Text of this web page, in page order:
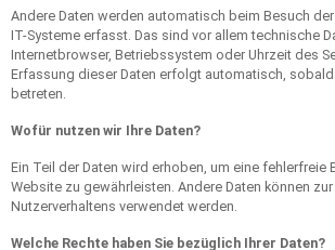
Andere Daten werden automatisch beim Besuch
IT-Systeme erfasst. Das sind vor allem technische
Internetbrowser, Betriebssystem oder Uhrzeit des
Erfassung dieser Daten erfolgt automatisch, sobald
betreten.
Wofür nutzen wir Ihre Daten?
Ein Teil der Daten wird erhoben, um eine fehlerfreie
Website zu gewährleisten. Andere Daten können zur
Nutzerverhaltens verwendet werden.
Welche Rechte haben Sie bezüglich Ihrer Daten?